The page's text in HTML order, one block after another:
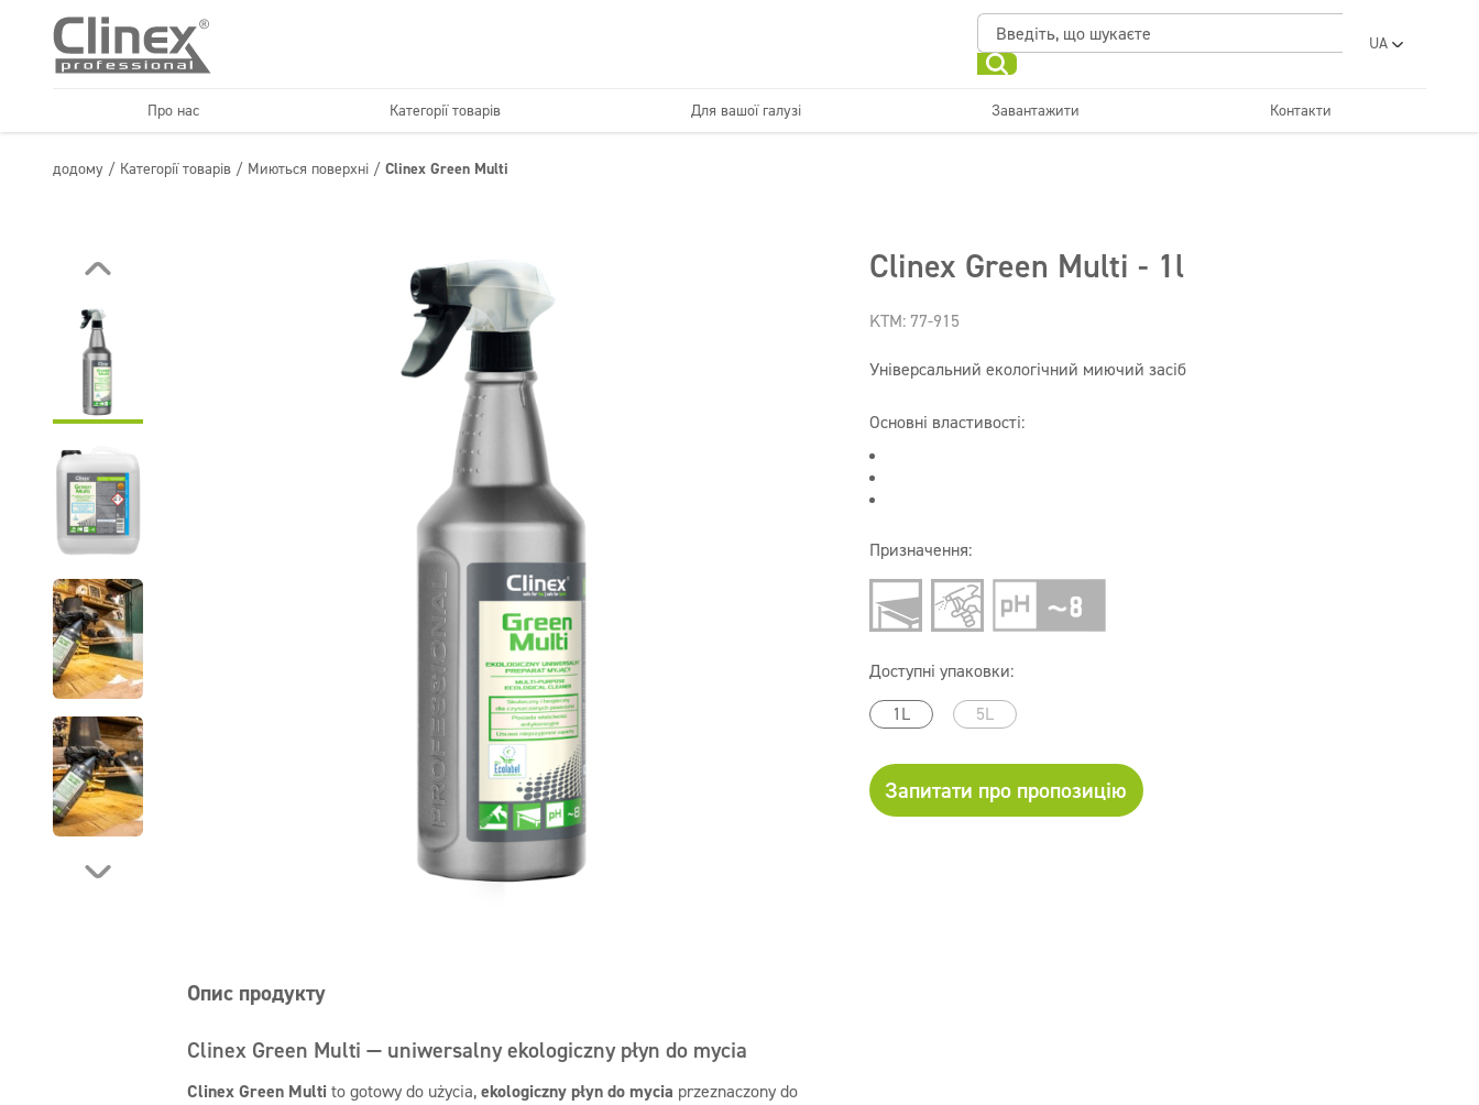
UA
RO
Про нас Категорії товарів Для вашої галузі
Горець Клінінгові компанії
Завантажити Контакти
додому / Категорії товарів / Миються поверхні / Clinex Green Multi
Опис продукту
Clinex Green Multi — uniwersalny ekologiczny płyn do mycia
Clinex Green Multito gotowy do użycia,ekologiczny płyn do mycia przeznaczony do
Clinex Green Multi - 1l
KTM: 77-915
Універсальний екологічний миючий засіб
Основні властивості:
Призначення:
Доступні упаковки:
1L
5L
Запитати про пропозицію